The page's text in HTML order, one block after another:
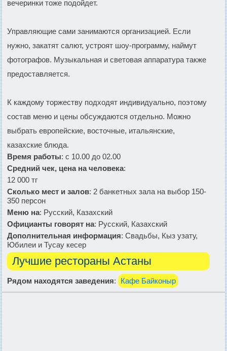
вечеринки тоже подойдет.
Управляющие сами занимаются организацией. Если
нужно, закатят салют, устроят шоу-программу, наймут
фотографов. Музыкальная и световая аппаратура также
предоставляется.
К каждому торжеству подходят индивидуально, поэтому
состав меню и цены обсуждаются отдельно. Можно
выбрать европейские, восточные, итальянские,
казахские блюда.
Время работы: с 10.00 до 02.00
Средний чек, цена на человека:
12 000 тг
Сколько мест и залов: 2 банкетных зала на выбор 150-
350 персон
Меню на: Русский, Казахский
Официанты говорят на: Русский, Казахский
Дополнительная информация: Свадьбы, Кыз узату,
Юбилеи и Тусау кесер
Лучшие рестораны Астаны
Рядом находятся заведения: Кафе Байконыр